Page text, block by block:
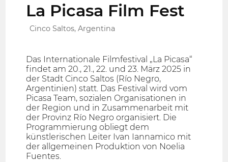
La Picasa Film Fest
Cinco Saltos, Argentina
Das Internationale Filmfestival „La Picasa“
findet am 20., 21., 22. und 23. März 2025 in
der Stadt Cinco Saltos (Río Negro,
Argentinien) statt. Das Festival wird vom
Picasa Team, sozialen Organisationen in
der Region und in Zusammenarbeit mit
der Provinz Río Negro organisiert. Die
Programmierung obliegt dem
künstlerischen Leiter Ivan Iannamico mit
der allgemeinen Produktion von Noelia
Fuentes.